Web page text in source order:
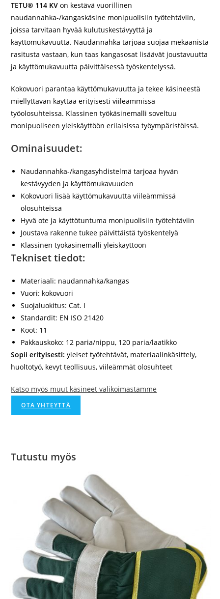
TETU® 114 KV on kestävä vuorillinen
naudannahka-/kangaskäsine monipuolisiin työtehtäviin,
joissa tarvitaan hyvää kulutuskestävyyttä ja
käyttömukavuutta. Naudannahka tarjoaa suojaa mekaanista
rasitusta vastaan, kun taas kangasosat lisäävät joustavuutta
ja käyttömukavuutta päivittäisessä työskentelyssä.
Kokovuori parantaa käyttömukavuutta ja tekee käsineestä
miellyttävän käyttää erityisesti viileämmissä
työolosuhteissa. Klassinen työkäsinemalli soveltuu
monipuoliseen yleiskäyttöön erilaisissa työympäristöissä.
Ominaisuudet:
Naudannahka-/kangasyhdistelmä tarjoaa hyvän
kestävyyden ja käyttömukavuuden
Kokovuori lisää käyttömukavuutta viileämmissä
olosuhteissa
Hyvä ote ja käyttötuntuma monipuolisiin työtehtäviin
Joustava rakenne tukee päivittäistä työskentelyä
Klassinen työkäsinemalli yleiskäyttöön
Tekniset tiedot:
Materiaali: naudannahka/kangas
Vuori: kokovuori
Suojaluokitus: Cat. I
Standardit: EN ISO 21420
Koot: 11
Pakkauskoko: 12 paria/nippu, 120 paria/laatikko
Sopii erityisesti: yleiset työtehtävät, materiaalinkäsittely,
huoltotyö, kevyt teollisuus, viileämmät olosuhteet
Katso myös muut käsineet valikoimastamme
OTA YHTEYTTÄ
Tutustu myös